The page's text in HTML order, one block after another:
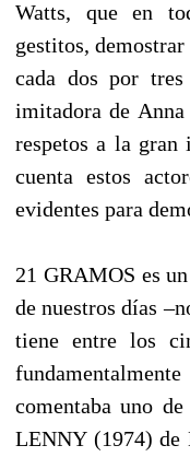
Watts, que en
gestitos, demostrar
cada dos por
imitadora de
respetos a la gran
cuenta estos
evidentes para
21 GRAMOS es
de nuestros días
tiene entre los
comentaba uno
LENNY (1974) de